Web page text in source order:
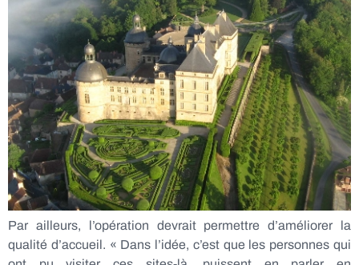
Par ailleurs, l’opération devrait permettre d’améliorer la
qualité d’accueil. « Dans l’idée, c’est que les personnes qui